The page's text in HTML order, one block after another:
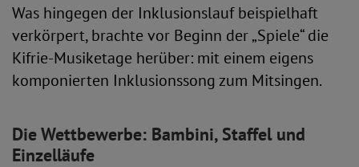
Was hingegen der Inklusionslauf beispielhaft
verkörpert, brachte vor Beginn der „Spiele“ die
Kifrie-Musiketage herüber: mit einem eigens
komponierten Inklusionssong zum Mitsingen.
Die Wettbewerbe: Bambini, Staffel und
Einzelläufe